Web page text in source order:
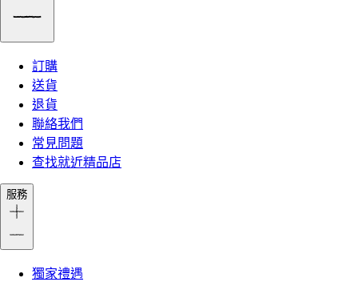
訂購
送貨
退貨
聯絡我們
常見問題
查找就近精品店
服務
獨家禮遇